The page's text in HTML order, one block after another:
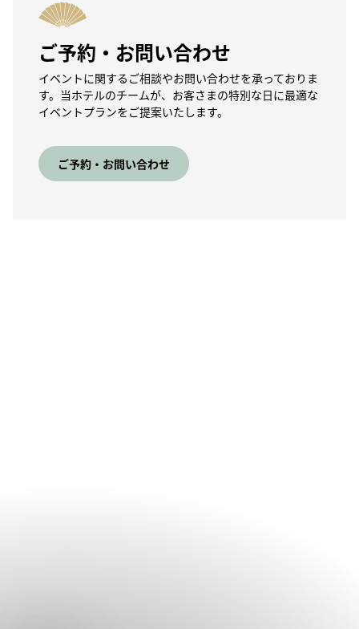
ご予約・お問い合わせ
イベントに関するご相談やお問い合わせを承っておりま
す。当ホテルのチームが、お客さまの特別な日に最適な
イベントプランをご提案いたします。
ご予約・お問い合わせ